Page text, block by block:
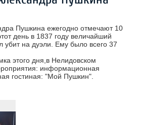
Пушкина ежегодно отмечают 10
день в 1837 году величайший
убит на дуэли. Ему было всего 37
этого дня,в Нелидовском
информационная
гостиная: "Мой Пушкин".